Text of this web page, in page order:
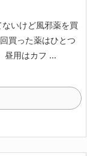
いけど風邪薬を買
買った薬はひとつ
昼用はカフ ...